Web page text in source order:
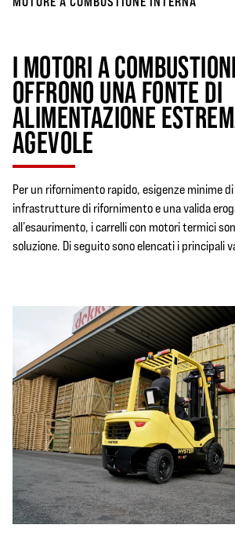
I MOTORI A
OFFRONO UNA FONTE DI
ALIMENTAZIONE
AGEVOLE
Per un rifornimento rapido, esigenze minime
infrastrutture di rifornimento e una valida
all’esaurimento, i carrelli con motori termici
soluzione. Di seguito sono elencati i principali